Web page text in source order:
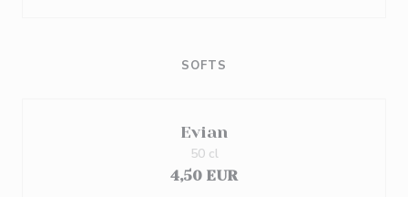
SOFTS
Evian
4,50 EUR
50 cl